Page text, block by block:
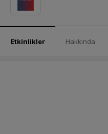
Etkinlikler Hakkında